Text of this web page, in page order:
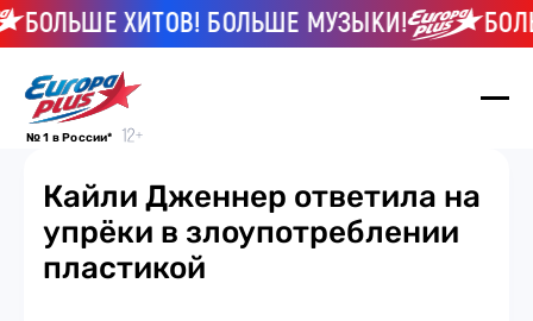
БОЛЬШЕ ХИТОВ! БОЛЬШЕ МУЗЫКИ!
№ 1 в России*
Кайли Дженнер ответила на
упрёки в злоупотреблении
пластикой